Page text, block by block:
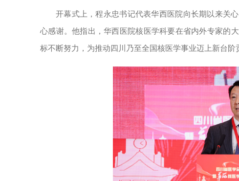
开幕式上，程永忠书记代表华西医院向长期以来关
心感谢。他指出，华西医院核医学科要在省内外专家的
标不断努力，为推动四川乃至全国核医学事业迈上新台阶